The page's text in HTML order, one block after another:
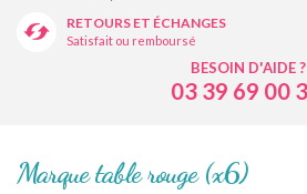
RETOURS ET ÉCHANGES
Satisfait ou remboursé
BESOIN D'AIDE ?
03 39 69 00
Marque table rouge (x6)